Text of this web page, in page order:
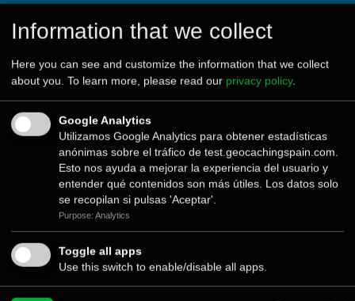
Calendario de eventos
Hemos añadido una nueva función al calendario. Para
tenerlo a mano, añade el calendario del festival de
geocaching).
Information that we collect
Here you can see and customize the information that we collect
about you. To learn more, please read our privacy policy.
Google Analytics
Utilizamos Google Analytics para obtener estadísticas
anónimas sobre el tráfico de test.geocachingspain.com.
Esto nos ayuda a mejorar la experiencia del usuario y
entender qué contenidos son más útiles. Los datos solo
se recopilan si pulsas 'Aceptar'.
Purpose: Analytics
Toggle all apps
Use this switch to enable/disable all apps.